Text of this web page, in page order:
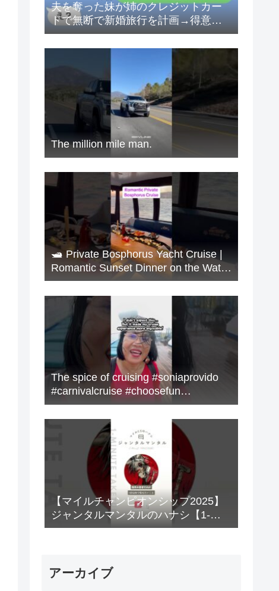
夫を奪った妹が姉のクレジットカー
ドで無断で新婚旅行を計画→得意げ
な妹に「カードは解約したから」と
伝えた時の反応が…ｗ
The million mile man.
🛥️ Private Bosphorus Yacht Cruise |
Romantic Sunset Dinner on the Water
🇹🇷✨
The spice of cruising #soniaprovido
#carnivalcruise #choosefun
#adventure #cruise #fun
【マイルチャンピオンシップ2025】
ジャンタルマンタルのハナシ【1-
MINUTE】#競馬
アーカイブ